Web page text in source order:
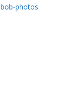
bob-photos